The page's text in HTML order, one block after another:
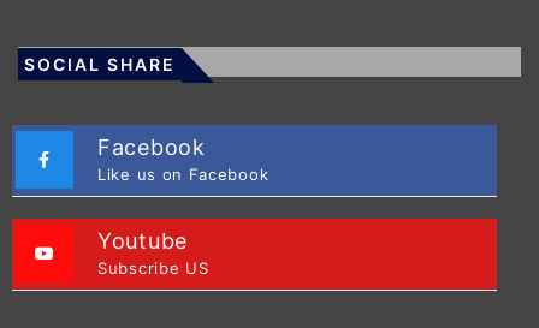
SOCIAL SHARE
Facebook
Like us on Facebook
Youtube
Subscribe US